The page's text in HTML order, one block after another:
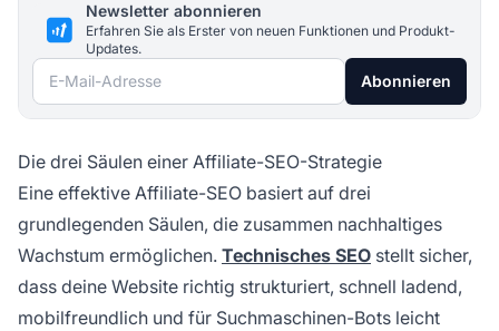
Newsletter abonnieren
Erfahren Sie als Erster von neuen Funktionen und Produkt-
Updates.
E-Mail-Adresse Abonnieren
Die drei Säulen einer Affiliate-SEO-Strategie
Eine effektive Affiliate-SEO basiert auf drei
grundlegenden Säulen, die zusammen nachhaltiges
Wachstum ermöglichen. Technisches SEO stellt sicher,
dass deine Website richtig strukturiert, schnell ladend,
mobilfreundlich und für Suchmaschinen-Bots leicht